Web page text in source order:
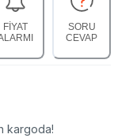
FİYAT
SORU
CEVAP
kargoda!